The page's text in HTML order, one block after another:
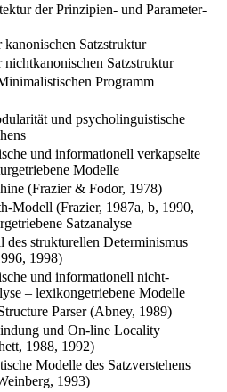
der Prinzipien- und Parameter-
Satzstruktur
Satzstruktur
Programm
und psycholinguistische
und informationell verkapselte
Modelle
(Frazier & Fodor, 1978)
Modell (Frazier, 1987a, b, 1990,
Satzanalyse
des strukturellen Determinismus
1998)
und informationell nicht-
– lexikongetriebene Modelle
Parser (Abney, 1989)
und On-line Locality
1988, 1992)
Modelle des Satzverstehens
1993)